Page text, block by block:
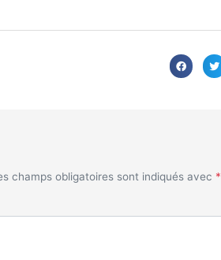
champs obligatoires sont indiqués avec *